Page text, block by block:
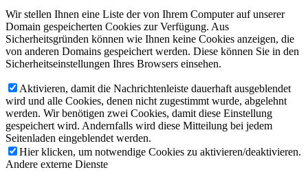
Wir stellen Ihnen eine Liste der von Ihrem Computer auf unserer
Domain gespeicherten Cookies zur Verfügung. Aus
Sicherheitsgründen können wie Ihnen keine Cookies anzeigen, die
von anderen Domains gespeichert werden. Diese können Sie in den
Sicherheitseinstellungen Ihres Browsers einsehen.
Aktivieren, damit die Nachrichtenleiste dauerhaft ausgeblendet
wird und alle Cookies, denen nicht zugestimmt wurde, abgelehnt
werden. Wir benötigen zwei Cookies, damit diese Einstellung
gespeichert wird. Andernfalls wird diese Mitteilung bei jedem
Seitenladen eingeblendet werden.
Hier klicken, um notwendige Cookies zu aktivieren/deaktivieren.
Andere externe Dienste